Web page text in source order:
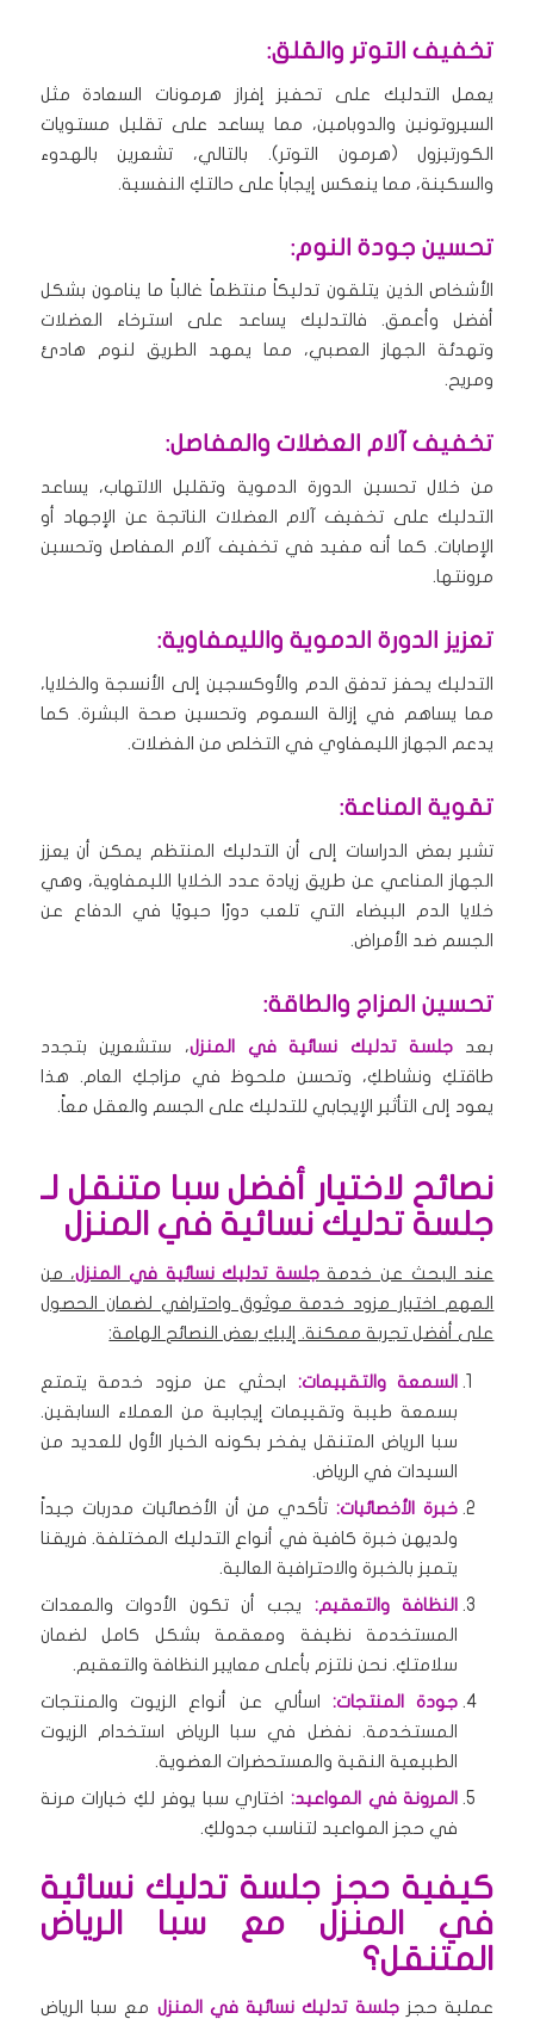
تخفيف التوتر والقلق:
يعمل التدليك على تحفيز إفراز هرمونات السعادة مثل
السيروتونين والدوبامين، مما يساعد على تقليل مستويات
الكورتيزول (هرمون التوتر). بالتالي، تشعرين بالهدوء
والسكينة، مما ينعكس إيجاباً على حالتكِ النفسية.
تحسين جودة النوم:
الأشخاص الذين يتلقون تدليكاً منتظماً غالباً ما ينامون بشكل
أفضل وأعمق. فالتدليك يساعد على استرخاء العضلات
وتهدئة الجهاز العصبي، مما يمهد الطريق لنوم هادئ
ومريح.
تخفيف آلام العضلات والمفاصل:
من خلال تحسين الدورة الدموية وتقليل الالتهاب، يساعد
التدليك على تخفيف آلام العضلات الناتجة عن الإجهاد أو
الإصابات. كما أنه مفيد في تخفيف آلام المفاصل وتحسين
مرونتها.
تعزيز الدورة الدموية والليمفاوية:
التدليك يحفز تدفق الدم والأوكسجين إلى الأنسجة والخلايا،
مما يساهم في إزالة السموم وتحسين صحة البشرة. كما
يدعم الجهاز الليمفاوي في التخلص من الفضلات.
تقوية المناعة:
تشير بعض الدراسات إلى أن التدليك المنتظم يمكن أن يعزز
الجهاز المناعي عن طريق زيادة عدد الخلايا الليمفاوية، وهي
خلايا الدم البيضاء التي تلعب دورًا حيويًا في الدفاع عن
الجسم ضد الأمراض.
تحسين المزاج والطاقة:
بعدجلسة تدليك نسائية في المنزل، ستشعرين بتجدد
طاقتكِ ونشاطكِ، وتحسن ملحوظ في مزاجكِ العام. هذا
يعود إلى التأثير الإيجابي للتدليك على الجسم والعقل معاً.
نصائح لاختيار أفضل سبا متنقل لـ
جلسة تدليك نسائية في المنزل
عند البحث عن خدمةجلسة تدليك نسائية في المنزل، من
المهم اختيار مزود خدمة موثوق واحترافي لضمان الحصول
على أفضل تجربة ممكنة. إليكِ بعض النصائح الهامة:
السمعة والتقييمات: ابحثي عن مزود خدمة يتمتع
بسمعة طيبة وتقييمات إيجابية من العملاء السابقين.
سبا الرياض المتنقل يفخر بكونه الخيار الأول للعديد من
السيدات في الرياض.
خبرة الأخصائيات:تأكدي من أن الأخصائيات مدربات جيداً
ولديهن خبرة كافية في أنواع التدليك المختلفة. فريقنا
يتميز بالخبرة والاحترافية العالية.
النظافة والتعقيم: يجب أن تكون الأدوات والمعدات
المستخدمة نظيفة ومعقمة بشكل كامل لضمان
سلامتكِ. نحن نلتزم بأعلى معايير النظافة والتعقيم.
جودة المنتجات:اسألي عن أنواع الزيوت والمنتجات
المستخدمة. نفضل في سبا الرياض استخدام الزيوت
الطبيعية النقية والمستحضرات العضوية.
المرونة في المواعيد: اختاري سبا يوفر لكِ خيارات مرنة
في حجز المواعيد لتناسب جدولكِ.
كيفية حجز جلسة تدليك نسائية
في المنزل مع سبا الرياض
المتنقل؟
عملية حجزجلسة تدليك نسائية في المنزل مع سبا الرياض